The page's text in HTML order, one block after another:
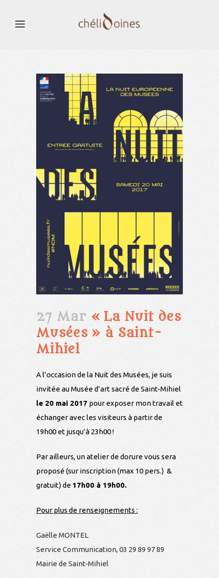
27 Mar « La Nuit des
Musées » à Saint-
Mihiel
A l’occasion de la Nuit des Musées, je suis
invitée au Musée d’art sacré de Saint-Mihiel
le 20 mai 2017 pour exposer mon travail et
échanger avec les visiteurs à partir de
19h00 et jusqu’à 23h00 !
Par ailleurs, un atelier de dorure vous sera
proposé (sur inscription (max 10 pers.) &
gratuit) de 17h00 à 19h00.
Pour plus de renseignements :
Gaëlle MONTEL
Service Communication, 03 29 89 97 89
Mairie de Saint-Mihiel